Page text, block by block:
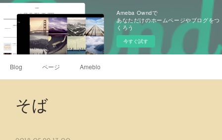
Ameba Owndで
あなただけのホームページやブログをつ
くろう
今すぐ試す
Blog ページ Ameblo
そば